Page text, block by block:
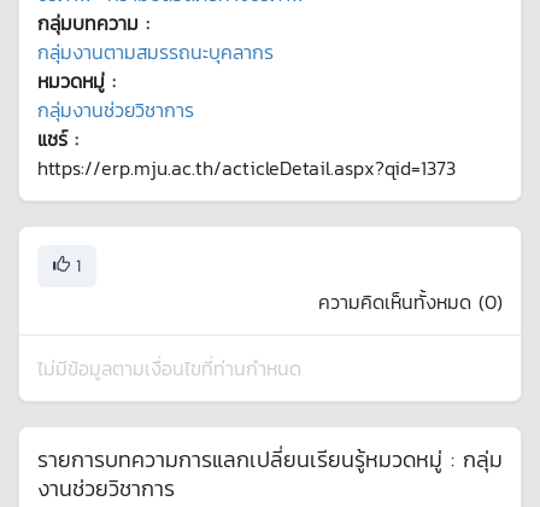
กลุ่มบทความ :
กลุ่มงานตามสมรรถนะบุคลากร
หมวดหมู่ :
กลุ่มงานช่วยวิชาการ
แชร์ :
https://erp.mju.ac.th/acticleDetail.aspx?qid=1373
1
ความคิดเห็นทั้งหมด (0)
ไม่มีข้อมูลตามเงื่อนไขที่ท่านกำหนด
รายการบทความการแลกเปลี่ยนเรียนรู้หมวดหมู่ : กลุ่ม
งานช่วยวิชาการ